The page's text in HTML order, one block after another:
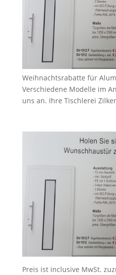
Weihnachtsrabatte für
Verschiedene Modelle im
uns an. Ihre Tischlerei
Preis ist inclusive MwSt.